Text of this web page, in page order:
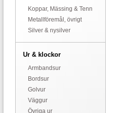
Koppar, Mässing & Tenn
Metallföremål, övrigt
Silver & nysilver
Ur & klockor
Armbandsur
Bordsur
Golvur
Väggur
Övriga ur